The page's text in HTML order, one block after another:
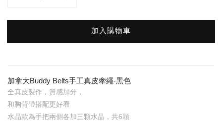
加入購物車
加拿大Buddy Belts手工真皮牽繩-黑色
全真皮製作，質感加分，
和胸背帶搭配更好看
水晶款為手把兩側各加三顆水晶，共6顆